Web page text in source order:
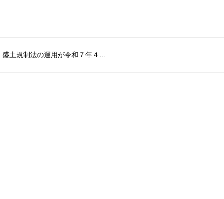
盛土規制法の運用が令和７年４…